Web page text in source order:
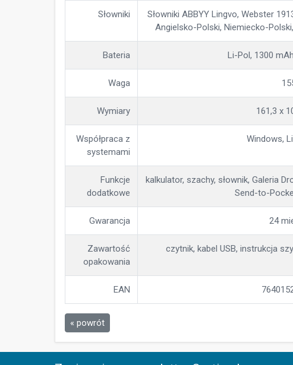
Słowniki
Słowniki ABBYY Lingvo, Webster
Angielsko-Polski, Niemiecko-
Bateria Li-Pol, 1300
Waga
Wymiary 161,3 x
Współpraca z
systemami
Windows,
Funkcje
dodatkowe
kalkulator, szachy, słownik, Galeria
Send-to-
Gwarancja 24
Zawartość
opakowania
czytnik, kabel USB, instrukcja
EAN
« powrót